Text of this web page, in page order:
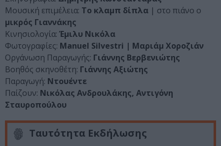
Μουσική επιμέλεια: Το κλαμπ δίπλα | στο πιάνο ο
μικρός Γιαννάκης
Κινησιολογία: Έμιλυ Νικόλα
Φωτογραφίες: Manuel Silvestri | Μαριάμ Χοροζιάν
Οργάνωση Παραγωγής: Γιάννης Βερβενιώτης
Βοηθός σκηνοθέτη: Γιάννης Αξιώτης
Παραγωγή: Ντουέντε
Παίζουν: Νικόλας Ανδρουλάκης, Αντιγόνη
Σταυροπούλου
Ταυτότητα Εκδήλωσης